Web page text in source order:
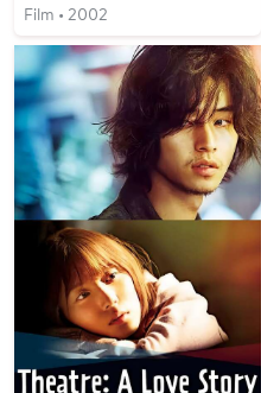
Film • 2002